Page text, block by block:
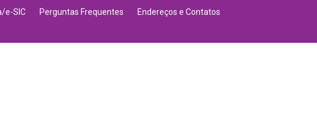
e-SIC Perguntas Frequentes
Endereços e Contatos